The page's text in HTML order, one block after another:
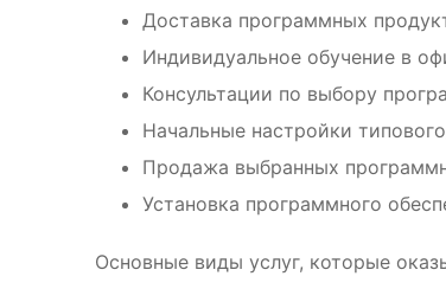
Доставка программных
Индивидуальное обучение в
Консультации по выбору
Начальные настройки
Продажа выбранных
Установка программного
Основные виды услуг, которые